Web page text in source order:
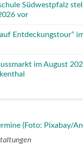
Südwestpfalz
vor
Entdeckungstour“
im August